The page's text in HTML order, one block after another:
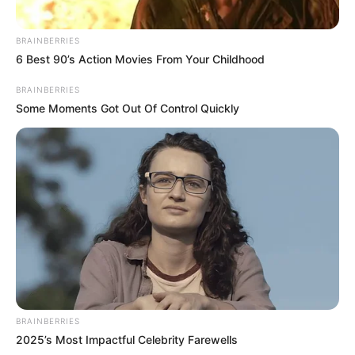
ΔΗΜΟΦΙΛΗ ΑΡΘΡΑ
BRAINBERRIES
6 Best 90’s Action Movies From Your Childhood
BRAINBERRIES
Some Moments Got Out Of Control Quickly
BRAINBERRIES
2025’s Most Impactful Celebrity Farewells